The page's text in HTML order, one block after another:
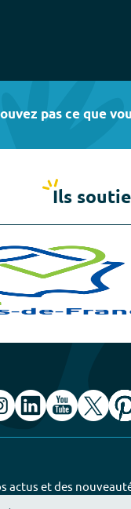
pas ce que
Ils
actus et des